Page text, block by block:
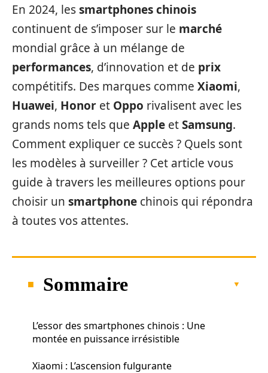
En 2024, lessmartphones chinois
continuent de s’imposer sur le marché
mondial grâce à un mélange de
performances, d’innovation et de prix
compétitifs. Des marques comme Xiaomi,
Huawei, Honor et Oppo rivalisent avec les
grands noms tels que Apple etSamsung.
Comment expliquer ce succès ? Quels sont
les modèles à surveiller ? Cet article vous
guide à travers les meilleures options pour
choisir un smartphone chinois qui répondra
à toutes vos attentes.
Sommaire
L’essor des smartphones chinois : Une
montée en puissance irrésistible
Xiaomi : L’ascension fulgurante